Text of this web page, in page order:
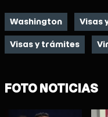
Washington Visas
Visas y trámites
FOTO NOTICIAS